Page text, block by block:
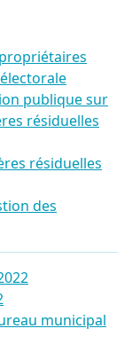
publique sur
résiduelles
résiduelles
des
municipal